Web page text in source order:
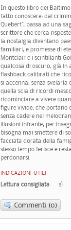
In questo libro dei
fatto conoscere: dal
Quebert”, passa ad una
scrittore che cerca
la nostalgia diventano
familiari, e promesse di
Montclair e i scintillanti
qualcosa di oscuro, già in
flashback calibrati che
si accenna, senza
quella scia di ricordi
ricominciare a vivere
figure vivide, che portano
senza cadere nel
illusioni infrante, per
bisogna mai smettere di
facciata dorata della
stesso tempo ferisce e
perdonarsi.
INDICAZIONI UTILI
Lettura consigliata sì
Commenti (0)